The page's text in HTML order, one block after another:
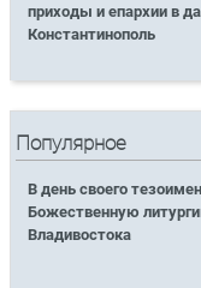
приходы и епархии в
Константинополь
Популярное
В день своего
Божественную
Владивостока